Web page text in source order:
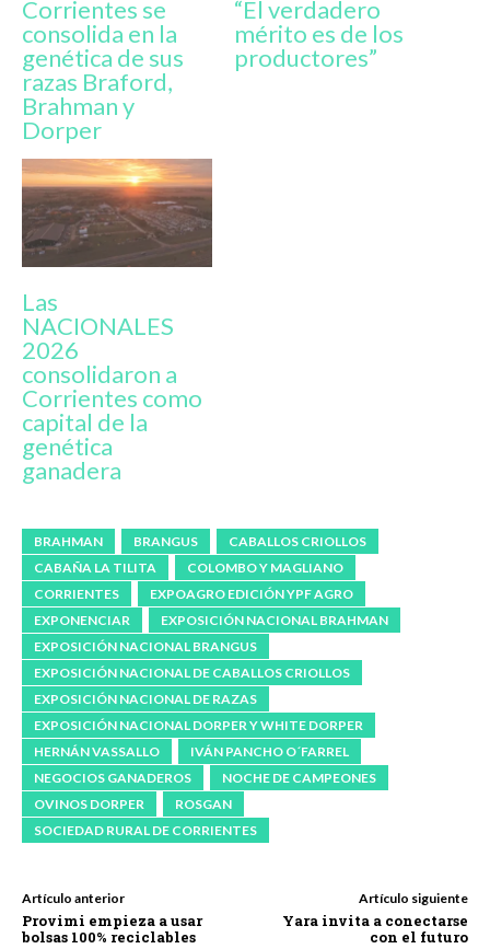
Corrientes se
consolida en la
genética de sus
razas Braford,
Brahman y
Dorper
“El verdadero
mérito es de los
productores”
Las
NACIONALES
2026
consolidaron a
Corrientes como
capital de la
genética
ganadera
BRAHMAN BRANGUS
CABALLOS CRIOLLOS
CABAÑA LA TILITA
COLOMBO Y MAGLIANO
CORRIENTES
EXPOAGRO EDICIÓN YPF AGRO
EXPONENCIAR
EXPOSICIÓN NACIONAL BRAHMAN
EXPOSICIÓN NACIONAL BRANGUS
EXPOSICIÓN NACIONAL DE CABALLOS CRIOLLOS
EXPOSICIÓN NACIONAL DE RAZAS
EXPOSICIÓN NACIONAL DORPER Y WHITE DORPER
HERNÁN VASSALLO
IVÁN PANCHO O´FARREL
NEGOCIOS GANADEROS
NOCHE DE CAMPEONES
OVINOS DORPER
ROSGAN
SOCIEDAD RURAL DE CORRIENTES
Artículo anterior
Provimi empieza a usar
bolsas 100% reciclables
Artículo siguiente
Yara invita a conectarse
con el futuro